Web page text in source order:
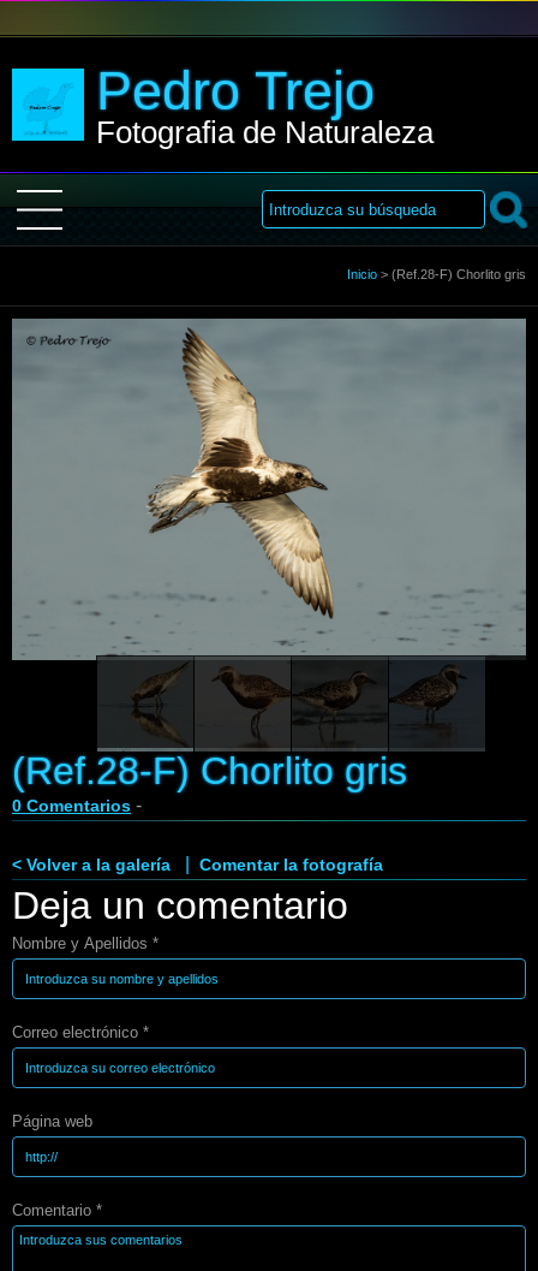
Pedro Trejo
Fotografia de Naturaleza
Sobre Mi
Contacto
Inicio > (Ref.28-F) Chorlito gris
(Ref.28-F) Chorlito gris
0 Comentarios -
< Volver a la galería Comentar la fotografía
Deja un comentario
Nombre y Apellidos *
Correo electrónico *
Página web
Comentario *